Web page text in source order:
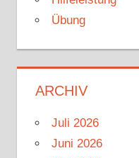
Übung
ARCHIV
Juli 2026
Juni 2026